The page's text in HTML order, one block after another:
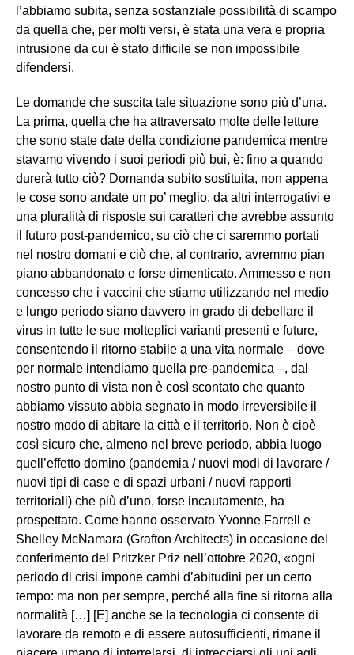
l’abbiamo subita, senza sostanziale possibilità di scampo
da quella che, per molti versi, è stata una vera e propria
intrusione da cui è stato difficile se non impossibile
difendersi.
Le domande che suscita tale situazione sono più d’una.
La prima, quella che ha attraversato molte delle letture
che sono state date della condizione pandemica mentre
stavamo vivendo i suoi periodi più bui, è: fino a quando
durerà tutto ciò? Domanda subito sostituita, non appena
le cose sono andate un po’ meglio, da altri interrogativi e
una pluralità di risposte sui caratteri che avrebbe assunto
il futuro post-pandemico, su ciò che ci saremmo portati
nel nostro domani e ciò che, al contrario, avremmo pian
piano abbandonato e forse dimenticato. Ammesso e non
concesso che i vaccini che stiamo utilizzando nel medio
e lungo periodo siano davvero in grado di debellare il
virus in tutte le sue molteplici varianti presenti e future,
consentendo il ritorno stabile a una vita normale – dove
per normale intendiamo quella pre-pandemica –, dal
nostro punto di vista non è così scontato che quanto
abbiamo vissuto abbia segnato in modo irreversibile il
nostro modo di abitare la città e il territorio. Non è cioè
così sicuro che, almeno nel breve periodo, abbia luogo
quell’effetto domino (pandemia / nuovi modi di lavorare /
nuovi tipi di case e di spazi urbani / nuovi rapporti
territoriali) che più d’uno, forse incautamente, ha
prospettato. Come hanno osservato Yvonne Farrell e
Shelley McNamara (Grafton Architects) in occasione del
conferimento del Pritzker Priz nell’ottobre 2020, «ogni
periodo di crisi impone cambi d’abitudini per un certo
tempo: ma non per sempre, perché alla fine si ritorna alla
normalità […] [E] anche se la tecnologia ci consente di
lavorare da remoto e di essere autosufficienti, rimane il